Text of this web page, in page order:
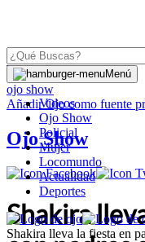
Menú
Videos
Ojo Show
Policial
Mujer
Locomundo
Actualidad
Deportes
Shakira lleva la fiesta en
OJO
ojo show
AñadirOjocomo fuente
Ojo Show
Shakira